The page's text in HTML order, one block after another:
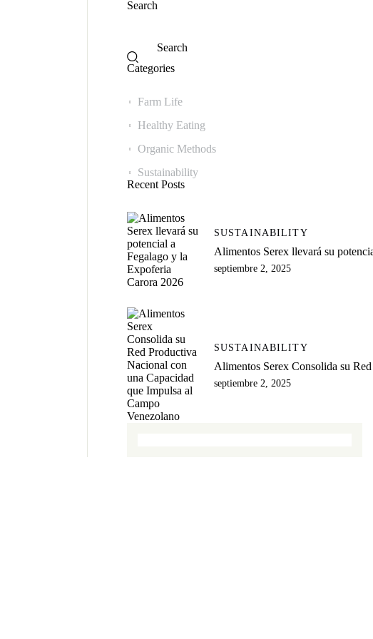
Search
Categories
Farm Life
Healthy Eating
Organic Methods
Sustainability
Recent Posts
SUSTAINABILITY
Alimentos Serex llevará su
septiembre 2, 2025
SUSTAINABILITY
Alimentos Serex Consolida su
septiembre 2, 2025